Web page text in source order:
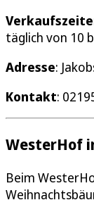
täglich von 10
Adresse:
Kontakt:
WesterHof
Beim